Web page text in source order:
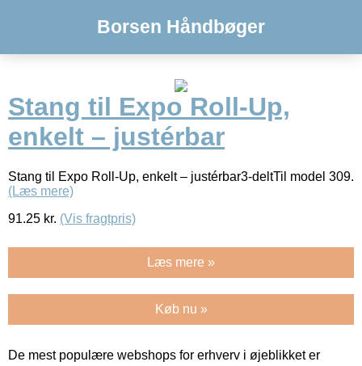
Borsen Håndbøger
Stang til Expo Roll-Up,
enkelt – justérbar
Stang til Expo Roll-Up, enkelt – justérbar3-deltTil model 309.
(Læs mere)
91.25 kr. (Vis fragtpris)
Læs mere »
Køb nu »
De mest populære webshops for erhverv i øjeblikket er